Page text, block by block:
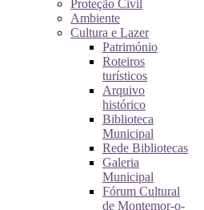
Proteção Civil
Ambiente
Cultura e Lazer
Património
Roteiros
turísticos
Arquivo
histórico
Biblioteca
Municipal
Rede Bibliotecas
Galeria
Municipal
Fórum Cultural
de Montemor-o-